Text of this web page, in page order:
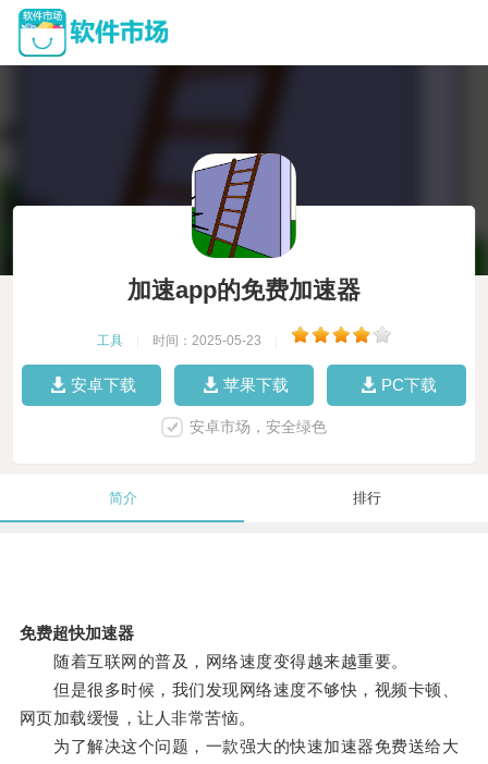
加速app的免费加速器
工具 时间：2025-05-23
安卓下载 苹果下载 PC下载
安卓市场，安全绿色
简介 排行
免费超快加速器
随着互联网的普及，网络速度变得越来越重要。
但是很多时候，我们发现网络速度不够快，视频卡顿、
网页加载缓慢，让人非常苦恼。
为了解决这个问题，一款强大的快速加速器免费送给大